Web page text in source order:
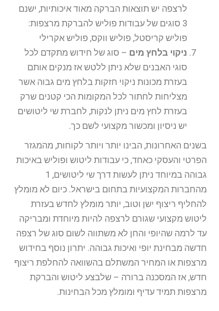
לרצפה יש תוצאות הברקה מאוד איכותיות, ישנם
3 סוגים של עבודות פוליש להברקת מרצפות:
פוליש קריסטל, פוליש ווקס, פוליש אקרילי
ניקוי בלחץ מים – סוג של חידוש מתקדם לכל
סוגי האבנים שלא ניתן ללטש אז מנקים אותם
בעזרת מכונות ניקוי חזקות בלחץ מים גבוה אשר
מצליחות לחתור לכל המקומות הכי קטנים שרק
בעזרת לחץ מים ניתן לנקות, לחברת שי ליטושים
יש ניסיון ומכשור מקצועי לשם כך.
בשנים האחרונות, הבינו יותר ויותר לקוחות, מהמגזר
הפרטי והעסקי כאחד, כי עבודות ליטוש ופוליש באיכות
גבוהה במיוחד ניתן לעשות דרך שי ליטושים, 1
מהחברות המקצועיות בתחום בישראל. כיום לא מומלץ
להחליף ריצוף ישן וטוב, יותר מומלץ לחדש בעזרת
ליטוש מקצועי שגורם לרצפה להיות מיוחדת ומבריקה
עד לרמה שהיופי והחן לא משתווה לשום סוג של רצפה
חדשה מבחינת יופי ואיכות גבוהה. יתרון נוסף בחידוש
מרצפות או המחיר המשתלם בהשוואה להחלפת ריצוף
חדש, אז המסכנה ברורה – שלבצע ליטוש והברקת
מרצפות תמיד עדיף ומומלץ מכל הבחינות.